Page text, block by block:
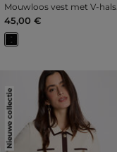
Mouwloos vest met V-hals
zwart vrouw
45,00 €
Nieuwe collectie